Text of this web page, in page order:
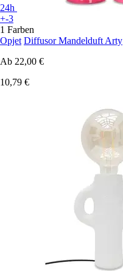
24h
+-3
1 Farben
Opjet Diffusor Mandelduft Arty
Ab 22,00 €
10,79 €